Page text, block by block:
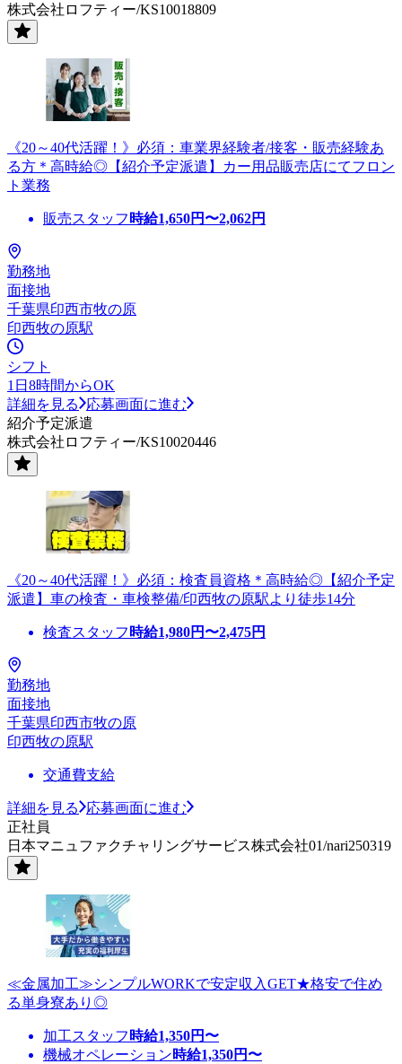
株式会社ロフティー/KS10018809
《20～40代活躍！》必須：車業界経験者/接客・販売経験あ
る方＊高時給◎【紹介予定派遣】カー用品販売店にてフロン
ト業務
販売スタッフ 時給1,650円〜2,062円
勤務地
面接地
千葉県印西市牧の原
印西牧の原駅
シフト
1日8時間からOK
詳細を見る
応募画面に進む
紹介予定派遣
株式会社ロフティー/KS10020446
《20～40代活躍！》必須：検査員資格＊高時給◎【紹介予定
派遣】車の検査・車検整備/印西牧の原駅より徒歩14分
検査スタッフ 時給1,980円〜2,475円
勤務地
面接地
千葉県印西市牧の原
印西牧の原駅
交通費支給
詳細を見る
応募画面に進む
正社員
日本マニュファクチャリングサービス株式会社01/nari250319
≪金属加工≫シンプルWORKで安定収入GET★格安で住め
る単身寮あり◎
加工スタッフ 時給1,350円〜
機械オペレーション時給1,350円〜